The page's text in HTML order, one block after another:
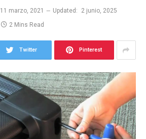
11 marzo, 2021 Updated:
2 junio, 2025
2 Mins Read
Twitter Pinterest